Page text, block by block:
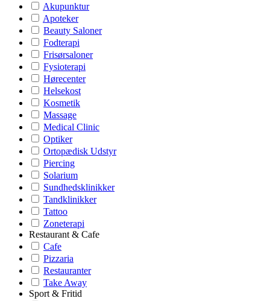
Akupunktur
Apoteker
Beauty Saloner
Fodterapi
Frisørsaloner
Fysioterapi
Hørecenter
Helsekost
Kosmetik
Massage
Medical Clinic
Optiker
Ortopædisk Udstyr
Piercing
Solarium
Sundhedsklinikker
Tandklinikker
Tattoo
Zoneterapi
Restaurant & Cafe
Cafe
Pizzaria
Restauranter
Take Away
Sport & Fritid